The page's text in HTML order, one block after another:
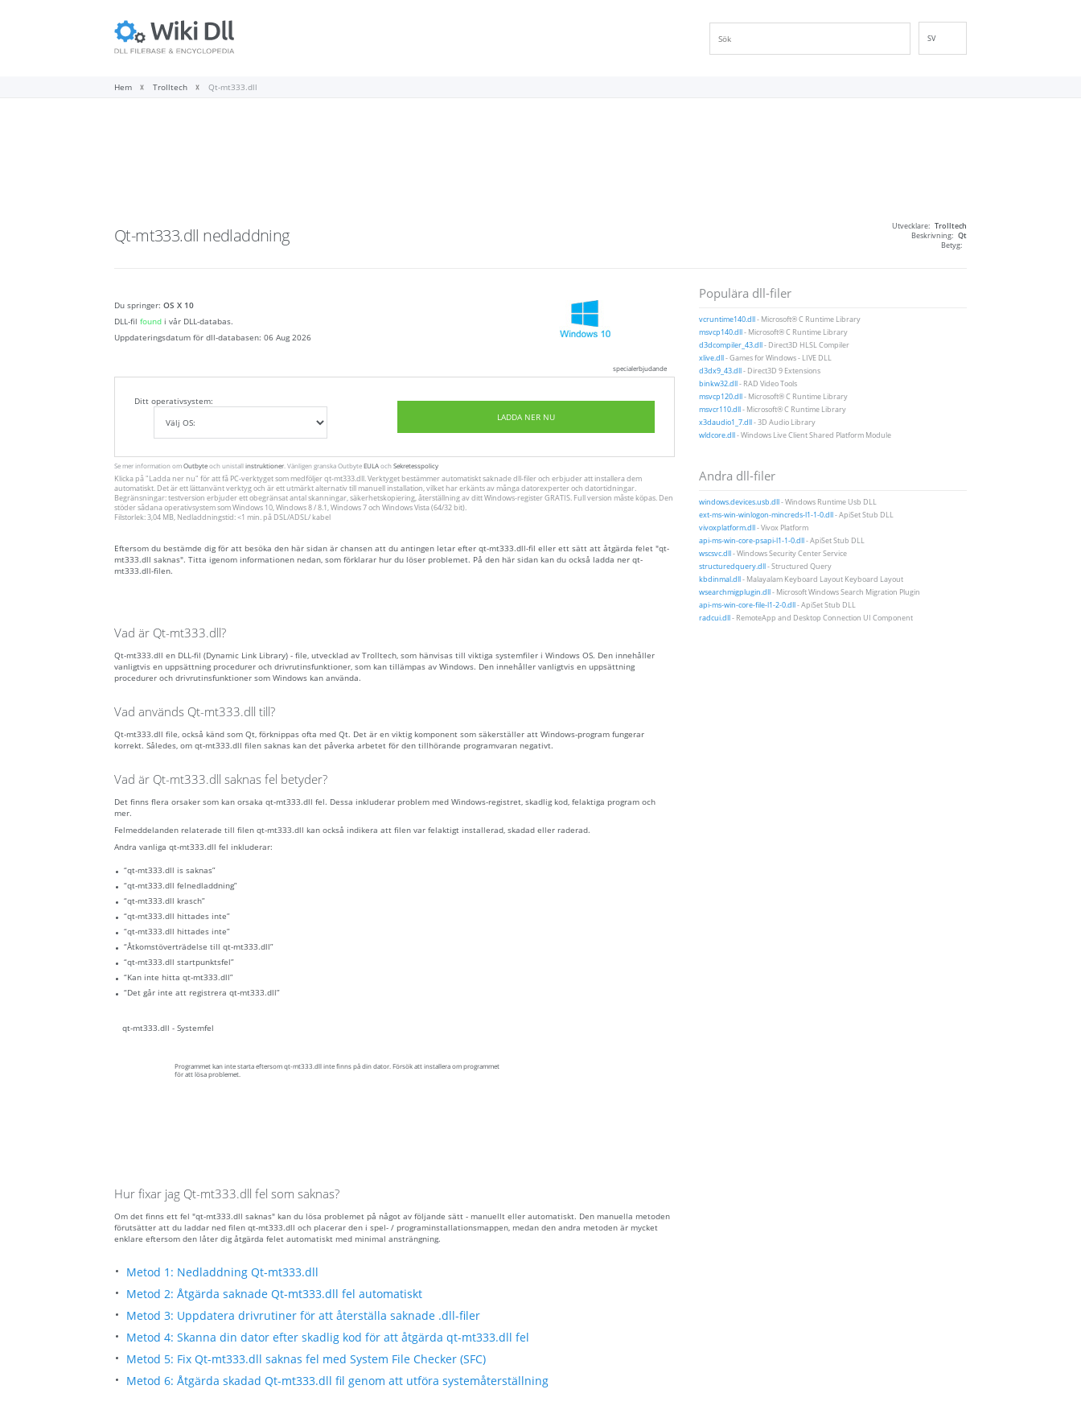
NL
SV
Hem Trolltech Qt-mt333.dll
Qt-mt333.dll nedladdning Utvecklare: Trolltech
Beskrivning: Qt
Betyg:
Du springer: OS X 10
DLL-fil found i vår DLL-databas.
Uppdateringsdatum för dll-databasen: 06 Aug 2026
specialerbjudande
Ditt operativsystem:
LADDA NER NU
Se mer information omOutbyteoch unistallinstruktioner . Vänligen granska OutbyteEULAochSekretesspolicy
Klicka på"Ladda ner nu" för att få PC-verktyget som medföljer qt-mt333.dll. Verktyget bestämmer automatiskt saknade dll-filer och erbjuder att installera dem
automatiskt. Det är ett lättanvänt verktyg och är ett utmärkt alternativ till manuell installation, vilket har erkänts av många datorexperter och datortidningar.
Begränsningar: testversion erbjuder ett obegränsat antal skanningar, säkerhetskopiering, återställning av ditt Windows-register GRATIS. Full version måste köpas. Den
stöder sådana operativsystem som Windows 10, Windows 8 / 8.1, Windows 7 och Windows Vista (64/32 bit).
Filstorlek: 3,04 MB, Nedladdningstid: <1 min. på DSL/ADSL/ kabel
Eftersom du bestämde dig för att besöka den här sidan är chansen att du antingen letar efter qt-mt333.dll-fil eller ett sätt att åtgärda felet "qt-
mt333.dll saknas". Titta igenom informationen nedan, som förklarar hur du löser problemet. På den här sidan kan du också ladda ner qt-
mt333.dll-filen.
Vad är Qt-mt333.dll?
Qt-mt333.dll en DLL-fil (Dynamic Link Library) - file, utvecklad av Trolltech, som hänvisas till viktiga systemfiler i Windows OS. Den innehåller
vanligtvis en uppsättning procedurer och drivrutinsfunktioner, som kan tillämpas av Windows. Den innehåller vanligtvis en uppsättning
procedurer och drivrutinsfunktioner som Windows kan använda.
Vad används Qt-mt333.dll till?
Qt-mt333.dll file, också känd som Qt, förknippas ofta med Qt. Det är en viktig komponent som säkerställer att Windows-program fungerar
korrekt. Således, om qt-mt333.dll filen saknas kan det påverka arbetet för den tillhörande programvaran negativt.
Vad är Qt-mt333.dll saknas fel betyder?
Det finns flera orsaker som kan orsaka qt-mt333.dll fel. Dessa inkluderar problem med Windows-registret, skadlig kod, felaktiga program och
mer.
Felmeddelanden relaterade till filen qt-mt333.dll kan också indikera att filen var felaktigt installerad, skadad eller raderad.
Andra vanliga qt-mt333.dll fel inkluderar:
“qt-mt333.dll is saknas”
“qt-mt333.dll felnedladdning”
“qt-mt333.dll krasch”
“qt-mt333.dll hittades inte”
“qt-mt333.dll hittades inte”
“Åtkomstöverträdelse till qt-mt333.dll”
“qt-mt333.dll startpunktsfel”
“Kan inte hitta qt-mt333.dll”
“Det går inte att registrera qt-mt333.dll”
qt-mt333.dll - Systemfel
Programmet kan inte starta eftersom qt-mt333.dll inte finns på din dator. Försök att installera om programmet
för att lösa problemet.
Hur fixar jag Qt-mt333.dll fel som saknas?
Om det finns ett fel "qt-mt333.dll saknas" kan du lösa problemet på något av följande sätt - manuellt eller automatiskt. Den manuella metoden
förutsätter att du laddar ned filen qt-mt333.dll och placerar den i spel- / programinstallationsmappen, medan den andra metoden är mycket
enklare eftersom den låter dig åtgärda felet automatiskt med minimal ansträngning.
Metod 1: Nedladdning Qt-mt333.dll
Metod 2: Åtgärda saknade Qt-mt333.dll fel automatiskt
Metod 3: Uppdatera drivrutiner för att återställa saknade .dll-filer
Metod 4: Skanna din dator efter skadlig kod för att åtgärda qt-mt333.dll fel
Metod 5: Fix Qt-mt333.dll saknas fel med System File Checker (SFC)
Metod 6: Åtgärda skadad Qt-mt333.dll fil genom att utföra systemåterställning
Populära dll-filer
vcruntime140.dll- Microsoft® C Runtime Library
msvcp140.dll- Microsoft® C Runtime Library
d3dcompiler_43.dll- Direct3D HLSL Compiler
xlive.dll- Games for Windows - LIVE DLL
d3dx9_43.dll- Direct3D 9 Extensions
binkw32.dll- RAD Video Tools
msvcp120.dll- Microsoft® C Runtime Library
msvcr110.dll- Microsoft® C Runtime Library
x3daudio1_7.dll- 3D Audio Library
wldcore.dll- Windows Live Client Shared Platform Module
Andra dll-filer
windows.devices.usb.dll- Windows Runtime Usb DLL
ext-ms-win-winlogon-mincreds-l1-1-0.dll- ApiSet Stub DLL
vivoxplatform.dll- Vivox Platform
api-ms-win-core-psapi-l1-1-0.dll- ApiSet Stub DLL
wscsvc.dll- Windows Security Center Service
structuredquery.dll- Structured Query
kbdinmal.dll- Malayalam Keyboard Layout Keyboard Layout
wsearchmigplugin.dll- Microsoft Windows Search Migration Plugin
api-ms-win-core-file-l1-2-0.dll- ApiSet Stub DLL
radcui.dll- RemoteApp and Desktop Connection UI Component